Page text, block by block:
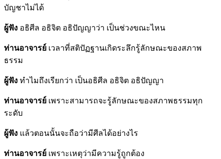
บัญชาไม่ได้
ผู้ฟัง อธิศีล อธิจิต อธิปัญญาว่า เป็นช่วงขณะไหน
ท่านอาจารย์ เวลาที่สติปัฏฐานเกิดระลึกรู้ลักษณะของสภาพ
ธรรม
ผู้ฟัง ทำไมถึงเรียกว่า เป็นอธิศีล อธิจิต อธิปัญญา
ท่านอาจารย์ เพราะสามารถจะรู้ลักษณะของสภาพธรรมทุก
ระดับ
ผู้ฟัง แล้วตอนนั้นจะถือว่ามีศีลได้อย่างไร
ท่านอาจารย์ เพราะเหตุว่ามีความรู้ถูกต้อง